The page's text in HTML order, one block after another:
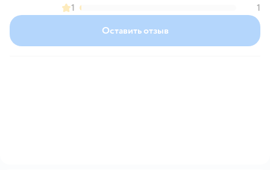
1
1
Оставить отзыв